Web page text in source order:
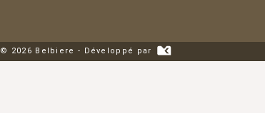
© 2026 Belbiere - Développé par